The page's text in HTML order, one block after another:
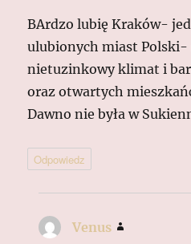
BArdzo lubię Kraków-
ulubionych miast Polski-
nietuzinkowy klimat i
oraz otwartych
Dawno nie była w
Odpowiedz
Venus